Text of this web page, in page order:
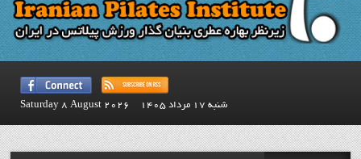
شنبه 17 مرداد 1405 Saturday 8 August 2026